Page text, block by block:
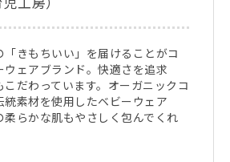
きもちいい」を届けることがコ
ウェアブランド。快適さを追求
こだわっています。オーガニックコ
統素材を使用したベビーウェア
柔らかな肌もやさしく包んでくれ